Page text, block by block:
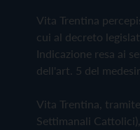
Vita Trentina
cui al decreto
Indicazione resa ai
dell'art. 5 del
Vita Trentina,
Settimanali